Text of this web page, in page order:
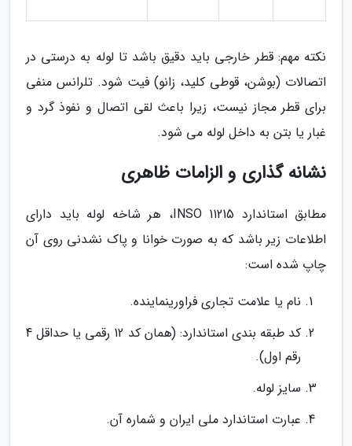
نکته مهم: قطر خارجی باید دقیق باشد تا لوله به درستی در
اتصالات (بوشن، قوطی کلید، زانو) فیت شود. تلرانس منفی
برای قطر مجاز نیست، زیرا باعث لقی اتصال و نفوذ گرد و
غبار یا بتن به داخل لوله می شود.
نشانه گذاری و الزامات ظاهری
مطابق استاندارد INSO 11215، هر شاخه لوله باید دارای
اطلاعات زیر باشد که به صورت خوانا و پاک نشدنی روی آن
چاپ شده است:
نام یا علامت تجاری فراورینماینده.
کد طبقه بندی استاندارد: (همان کد 12 رقمی یا حداقل 4
رقم اول).
سایز لوله.
عبارت استاندارد ملی ایران و شماره آن.